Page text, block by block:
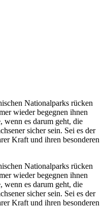
Nationalparks rücken
wieder begegnen ihnen
wenn es darum geht, die
sicher sein. Sei es der
Kraft und ihren besonderen
Nationalparks rücken
wieder begegnen ihnen
wenn es darum geht, die
sicher sein. Sei es der
Kraft und ihren besonderen